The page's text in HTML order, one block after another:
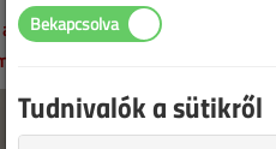
8 éve frissült utoljára. A
hiányos lehet (képek,
Tudnivalók a sütikről